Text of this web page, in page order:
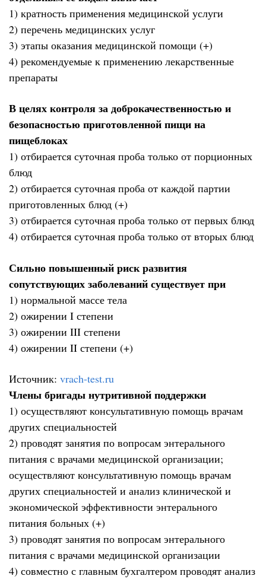
1) кратность применения медицинской услуги
2) перечень медицинских услуг
3) этапы оказания медицинской помощи (+)
4) рекомендуемые к применению лекарственные
препараты
В целях контроля за доброкачественностью и
безопасностью приготовленной пищи на
пищеблоках
1) отбирается суточная проба только от порционных
блюд
2) отбирается суточная проба от каждой партии
приготовленных блюд (+)
3) отбирается суточная проба только от первых блюд
4) отбирается суточная проба только от вторых блюд
Сильно повышенный риск развития
сопутствующих заболеваний существует при
1) нормальной массе тела
2) ожирении I степени
3) ожирении III степени
4) ожирении II степени (+)
Источник: vrach-test.ru
Члены бригады нутритивной поддержки
1) осуществляют консультативную помощь врачам
других специальностей
2) проводят занятия по вопросам энтерального
питания с врачами медицинской организации;
осуществляют консультативную помощь врачам
других специальностей и анализ клинической и
экономической эффективности энтерального
питания больных (+)
3) проводят занятия по вопросам энтерального
питания с врачами медицинской организации
4) совместно с главным бухгалтером проводят анализ